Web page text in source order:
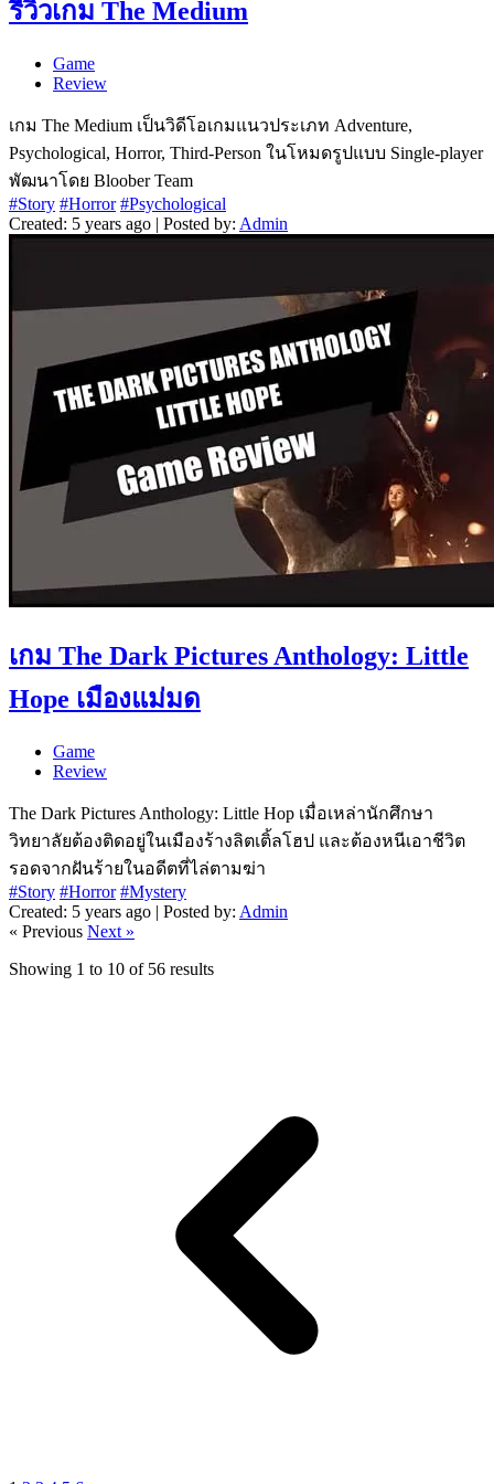
รีวิวเกม The Medium
Game
Review
เกม The Medium เป็นวิดีโอเกมแนวประเภท Adventure,
Psychological, Horror, Third-Person ในโหมดรูปแบบ Single-player
พัฒนาโดย Bloober Team
#Story #Horror #Psychological
Created: 5 years ago | Posted by: Admin
เกม The Dark Pictures Anthology: Little
Hope เมืองแม่มด
Game
Review
The Dark Pictures Anthology: Little Hop เมื่อเหล่านักศึกษา
วิทยาลัยต้องติดอยู่ในเมืองร้างลิตเติ้ลโฮป และต้องหนีเอาชีวิต
รอดจากฝันร้ายในอดีตที่ไล่ตามฆ่า
#Story #Horror #Mystery
Created: 5 years ago | Posted by: Admin
« Previous Next »
Showing 1 to 10 of 56 results